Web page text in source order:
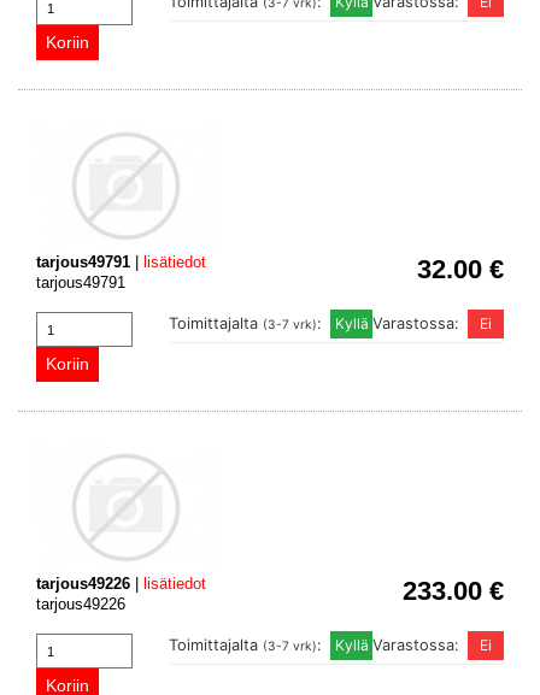
32.00 €
tarjous49791
lisätiedot
tarjous49791
Varastossa:
Toimittajalta (3-7 vrk):
233.00 €
tarjous49226
lisätiedot
tarjous49226
Varastossa:
Toimittajalta (3-7 vrk):